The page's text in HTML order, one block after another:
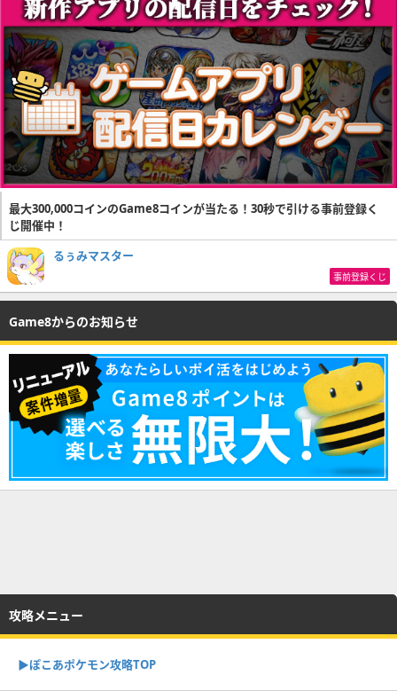
最大300,000コインのGame8コインが当たる！30秒で引ける事前登録く
じ開催中！
るぅみマスター
事前登録くじ
Game8からのお知らせ
攻略メニュー
▶︎ぽこあポケモン攻略TOP